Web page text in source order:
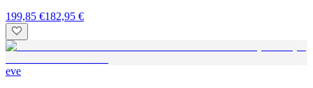
199,85 €182,95 €
eve